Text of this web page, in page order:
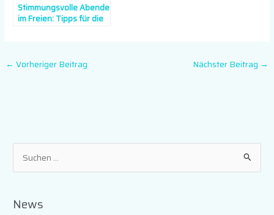
Stimmungsvolle Abende
im Freien: Tipps für die
← Vorheriger Beitrag Nächster Beitrag →
u
h
News